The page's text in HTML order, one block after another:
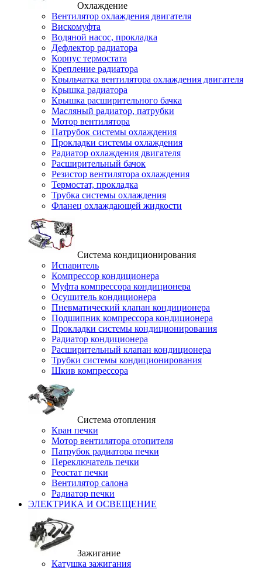
Охлаждение
Вентилятор охлаждения двигателя
Вискомуфта
Водяной насос, прокладка
Дефлектор радиатора
Корпус термостата
Крепление радиатора
Крыльчатка вентилятора охлаждения двигателя
Крышка радиатора
Крышка расширительного бачка
Масляный радиатор, патрубки
Мотор вентилятора
Патрубок системы охлаждения
Прокладки системы охлаждения
Радиатор охлаждения двигателя
Расширительный бачок
Резистор вентилятора охлаждения
Термостат, прокладка
Трубка системы охлаждения
Фланец охлаждающей жидкости
Система кондиционирования
Испаритель
Компрессор кондиционера
Муфта компрессора кондиционера
Осушитель кондиционера
Пневматический клапан кондиционера
Подшипник компрессора кондиционера
Прокладки системы кондиционирования
Радиатор кондиционера
Расширительный клапан кондиционера
Трубки системы кондиционирования
Шкив компрессора
Система отопления
Кран печки
Мотор вентилятора отопителя
Патрубок радиатора печки
Переключатель печки
Реостат печки
Вентилятор салона
Радиатор печки
ЭЛЕКТРИКА И ОСВЕЩЕНИЕ
Зажигание
Катушка зажигания